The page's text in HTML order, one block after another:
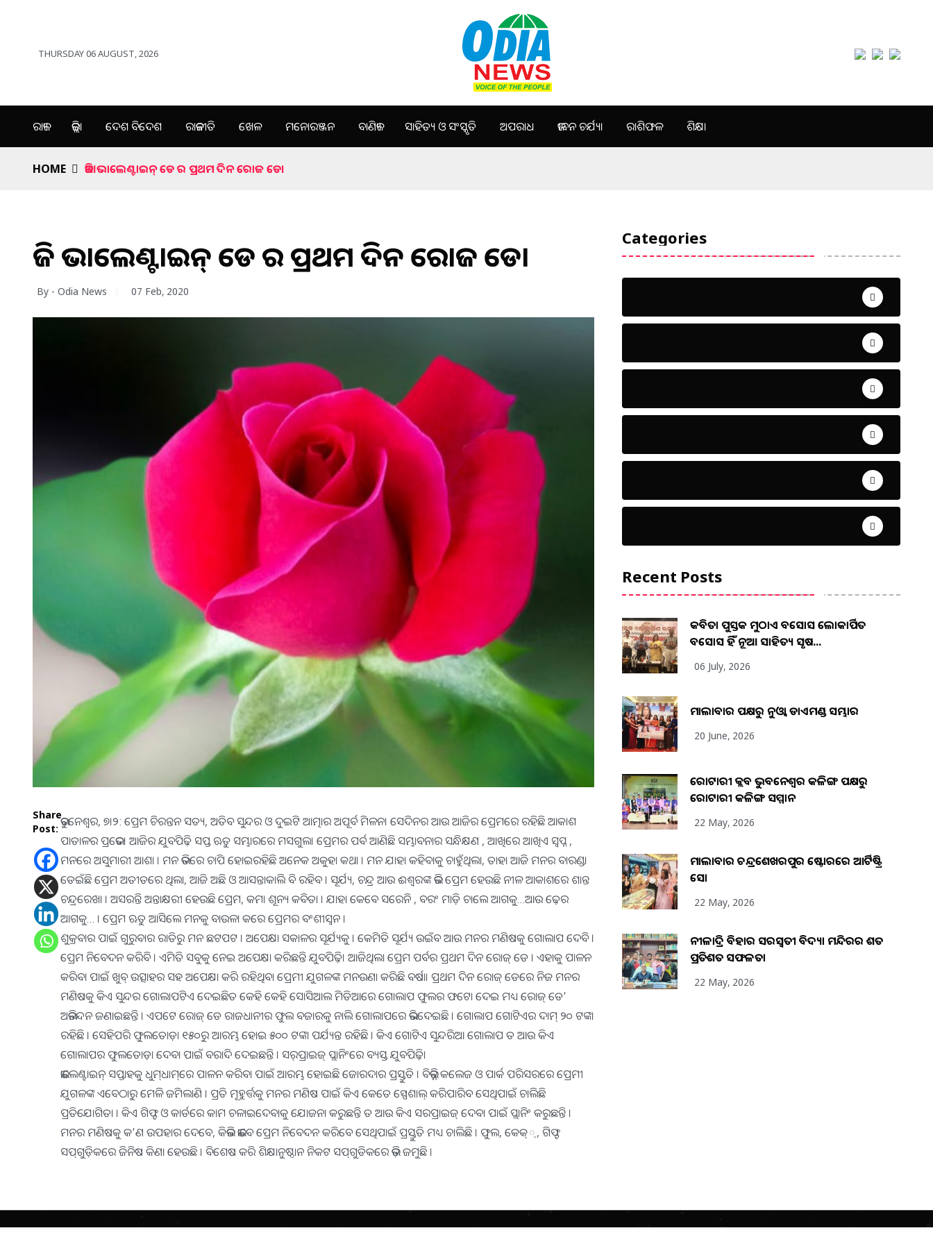
THURSDAY 06 AUGUST, 2026
ରାଜ୍ୟ ଜିଲ୍ଲା ଦେଶ ବିଦେଶ ରାଜନୀତି ଖେଳ ମନୋରଞ୍ଜନ ବାଣିଜ୍ୟ ସାହିତ୍ୟ ଓ ସଂସ୍କୃତି ଅପରାଧ ଜୀବନ ଚର୍ଯ୍ୟା ରାଶିଫଳ ଶିକ୍ଷା
HOME ଆଜି ଭାଲେଣ୍ଟାଇନ୍ ଡେ ର ପ୍ରଥମ ଦିନ ରୋଜ ଡେ।
ଆଜି ଭାଲେଣ୍ଟାଇନ୍ ଡେ ର ପ୍ରଥମ ଦିନ ରୋଜ ଡେ।
By - Odia News 07 Feb, 2020
Share
Post:
ଭୁବନେଶ୍ୱର, ୭।୨: ପ୍ରେମ ଚିରନ୍ତନ ସତ୍ୟ, ଅତିବ ସୁନ୍ଦର ଓ ଦୁଇଟି ଆତ୍ମାର ଅପୂର୍ବ ମିଳନ। ସେଦିନର ଆଉ ଆଜିର ପ୍ରେମରେ ରହିଛି ଆକାଶ
ପାତାଳର ପ୍ରଭେଦ। ଆଜିର ଯୁବପିଢ଼ି ସପ୍ତ ଋତୁ ସମ୍ଭାରରେ ମସଗୁଲ। ପ୍ରେମର ପର୍ବ ଆଣିଛି ସମ୍ଭାବନାର ସନ୍ଧିକ୍ଷଣ , ଆଖିରେ ଆଖିଏ ସ୍ୱପ୍ନ ,
ମନରେ ଅସୁମାରୀ ଆଶା । ମନ ଭିତରେ ଚାପି ହୋଇରହିଛି ଅନେକ ଅକୁହା କଥା । ମନ ଯାହା କହିବାକୁ ଚାହୁଁଥିଲା, ତାହା ଆଜି ମନର ବାରଣ୍ଡା
ଡେଇଁଛି ପ୍ରେମ ଅତୀତରେ ଥିଲା, ଆଜି ଅଛି ଓ ଆସନ୍ତାକାଲି ବି ରହିବ । ସୂର୍ଯ୍ୟ, ଚନ୍ଦ୍ର ଆଉ ଈଶ୍ୱରଙ୍କ ଭଳି ପ୍ରେମ ହେଉଛି ନୀଳ ଆକାଶରେ ଶାନ୍ତ
ଚନ୍ଦ୍ରରେଖା । ଅସରନ୍ତି ଅନ୍ତାକ୍ଷରୀ ହେଉଛି ପ୍ରେମ, କମା ଶୂନ୍ୟ କବିତା । ଯାହା କେବେ ସରେନି , ବରଂ ମାଡ଼ି ଚାଲେ ଆଗକୁ…ଆଉ ଢ଼େର
ଆଗକୁ… । ପ୍ରେମ ଋତୁ ଆସିଲେ ମନକୁ ବାଉଳା କରେ ପ୍ରେମର ବଂଶୀସ୍ୱନ ।
ଶୁକ୍ରବାର ପାଇଁ ଗୁରୁବାର ରାତିରୁ ମନ ଛଟପଟ । ଅପେକ୍ଷା ସକାଳର ସୂର୍ଯ୍ୟକୁ । କେମିତି ସୂର୍ଯ୍ୟ ଉଇଁବ ଆଉ ମନର ମଣିଷକୁ ଗୋଲାପ ଦେବି ।
ପ୍ରେମ ନିବେଦନ କରିବି । ଏମିତି ସବୁକୁ ନେଇ ଅପେକ୍ଷା କରିଛନ୍ତି ଯୁବପିଢ଼ି। ଆଜିଥିଲା ପ୍ରେମ ପର୍ବର ପ୍ରଥମ ଦିନ ରୋଜ୍‌ ଡେ । ଏହାକୁ ପାଳନ
କରିବା ପାଇଁ ଖୁବ୍‌ ଉତ୍ସାହର ସହ ଅପେକ୍ଷା କରି ରହିଥିବା ପ୍ରେମୀ ଯୁଗଳଙ୍କ ମନଉଣା କରିଛି ବର୍ଷା। ପ୍ରଥମ ଦିନ ରୋଜ୍‌ ଡେରେ ନିଜ ମନର
ମଣିଷକୁ କିଏ ସୁନ୍ଦର ଗୋଲାପଟିଏ ଦେଇଛିତ କେହି କେହି ସୋସିଆଲ ମିଡିଆରେ ଗୋଲାପ ଫୁଲର ଫଟୋ ଦେଇ ମଧ୍ୟ ରୋଜ୍‌ ଡେ’
ଅଭିନନ୍ଦନ ଜଣାଇଛନ୍ତି । ଏପଟେ ରୋଜ୍‌ ଡେ ରାଜଧାନୀର ଫୁଲ ବଜାରକୁ ନାଲି ଗୋଲାପରେ ଭରିଦେଇଛି । ଗୋଲାପ ଗୋଟିଏର ଦାମ୍‌ ୨୦ ଟଙ୍କା
ରହିଛି । ସେହିପରି ଫୁଲତୋଡ଼ା ୧୫୦ରୁ ଆରମ୍ଭ ହୋଇ ୫୦୦ ଟଙ୍କା ପର୍ଯ୍ୟନ୍ତ ରହିଛି । କିଏ ଗୋଟିଏ ସୁନ୍ଦରିଆ ଗୋଲାପ ତ ଆଉ କିଏ
ଗୋଲାପର ଫୁଲତୋଡ଼ା ଦେବା ପାଇଁ ବରାଦି ଦେଇଛନ୍ତି । ସର୍‌ପ୍ରାଇଜ୍‌ ପ୍ଲାନିଂରେ ବ୍ୟସ୍ତ ଯୁବପିଢ଼ି।
ଭାଲେଣ୍ଟାଇନ୍‌ ସପ୍ତାହକୁ ଧୁମ୍‌ଧାମ୍‌ରେ ପାଳନ କରିବା ପାଇଁ ଆରମ୍ଭ ହୋଇଛି ଜୋରଦାର ପ୍ରସ୍ତୁତି । ବିଭିନ୍ନ କଲେଜ ଓ ପାର୍କ ପରିସରରେ ପ୍ରେମୀ
ଯୁଗଳଙ୍କ ଏବେଠାରୁ ମେଳି ଜମିଲାଣି । ପ୍ରତି ମୂହୁର୍ତ୍ତକୁ ମନର ମଣିଷ ପାଇଁ କିଏ କେତେ ସ୍ପେଶାଲ୍‌ କରିପାରିବ ସେଥିପାଇଁ ଚାଲିଛି
ପ୍ରତିଯୋଗିତା । କିଏ ଗିଫ୍ଟ ଓ କାର୍ଡରେ କାମ ଚଳାଇଦେବାକୁ ଯୋଜନା କରୁଛନ୍ତି ତ ଆଉ କିଏ ସରପ୍ରାଇଜ୍‌ ଦେବା ପାଇଁ ପ୍ଲାନିଂ କରୁଛନ୍ତି ।
ମନର ମଣିଷକୁ କ’ଣ ଉପହାର ଦେବେ, କିଭଳି ଭାବେ ପ୍ରେମ ନିବେଦନ କରିବେ ସେଥିପାଇଁ ପ୍ରସ୍ତୁତି ମଧ୍ୟ ଚାଲିଛି । ଫୁଲ, କେକ୍‌୍‌, ଗିଫ୍ଟ
ସପ୍‌ଗୁଡ଼ିକରେ ଜିନିଷ କିଣା ହେଉଛି । ବିଶେଷ କରି ଶିକ୍ଷାନୁଷ୍ଠାନ ନିକଟ ସପ୍‌ଗୁଡିକରେ ଭିଡ଼ ଜମୁଛି ।
Categories
Recent Posts
କବିତା ପୁସ୍ତକ ମୁଠାଏ ଅବସୋସ ଲୋକାର୍ପିତ
ଅବସୋସ ହିଁ ନୂଆ ସାହିତ୍ୟ ସୃଷ...
06 July, 2026
ମାଲାବାର ପକ୍ଷରୁ ନୁଓ୍ବା ଡାଏମଣ୍ଡ ସମ୍ଭାର
20 June, 2026
ରୋଟାରୀ କ୍ଲବ ଭୁବନେଶ୍ୱର କଳିଙ୍ଗ ପକ୍ଷରୁ
ରୋଟାରୀ କଳିଙ୍ଗ ସମ୍ମାନ
22 May, 2026
ମାଲାବାର ଚନ୍ଦ୍ରଶେଖରପୁର ଷ୍ଟୋରରେ ଆର୍ଟିଷ୍ଟ୍ରି
ସୋ
22 May, 2026
ନୀଳାଦ୍ରି ବିହାର ସରସ୍ୱତୀ ବିଦ୍ୟା ମନ୍ଦିରର ଶତ
ପ୍ରତିଶତ ସଫଳତା
22 May, 2026